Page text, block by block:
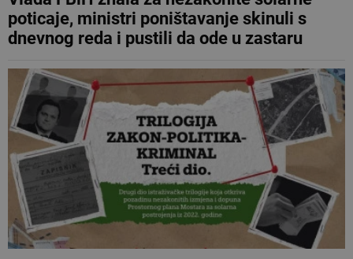
poticaje, ministri poništavanje skinuli s
dnevnog reda i pustili da ode u zastaru